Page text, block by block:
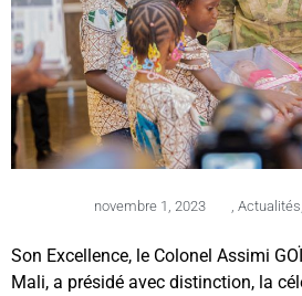
novembre 1, 2023 Actualités
Son Excellence, le Colonel Assimi
Mali, a présidé avec distinction, la